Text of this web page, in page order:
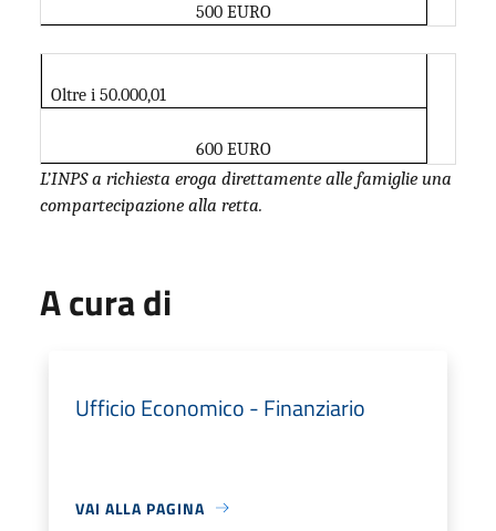
500 EURO
Oltre i 50.000,01
600 EURO
L’INPS a richiesta eroga direttamente alle famiglie una
compartecipazione alla retta.
A cura di
Ufficio Economico - Finanziario
VAI ALLA PAGINA